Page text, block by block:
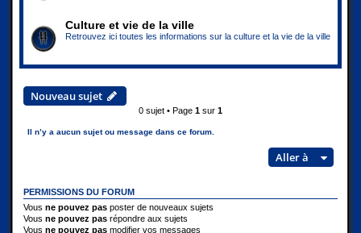
Culture et vie de la ville
Retrouvez ici toutes les informations sur la culture et la vie de la ville
Nouveau sujet
0 sujet • Page 1 sur 1
Il n’y a aucun sujet ou message dans ce forum.
Aller à
PERMISSIONS DU FORUM
Vous ne pouvez pas poster de nouveaux sujets
Vous ne pouvez pas répondre aux sujets
Vous ne pouvez pas modifier vos messages